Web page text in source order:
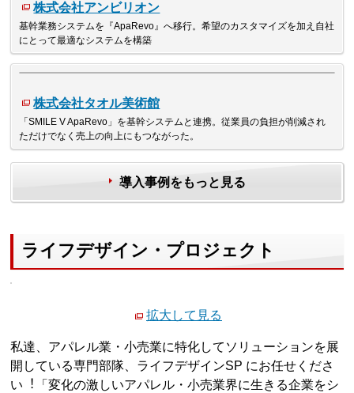
株式会社アンビリオン
基幹業務システムを『ApaRevo』へ移行。希望のカスタマイズを加え自社
にとって最適なシステムを構築
株式会社タオル美術館
「SMILE V ApaRevo」を基幹システムと連携。従業員の負担が削減され
ただけでなく売上の向上にもつながった。
導入事例をもっと見る
ライフデザイン・プロジェクト
拡大して見る
私達、アパレル業・小売業に特化してソリューションを展
開している専門部隊、ライフデザインSP にお任せくださ
い︕「変化の激しいアパレル・小売業界に生きる企業をシ